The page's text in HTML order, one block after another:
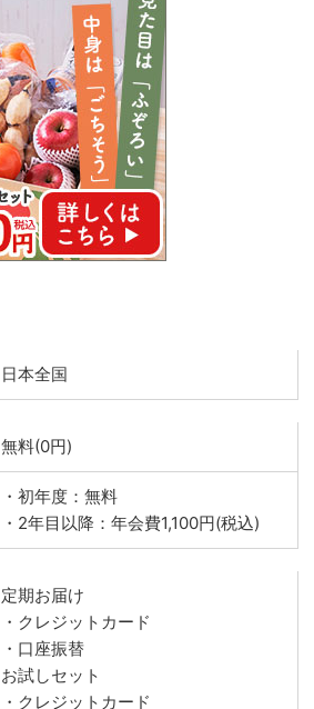
日本全国
無料(0円)
・初年度：無料
・2年目以降：年会費1,100円(税込)
定期お届け
・クレジットカード
・口座振替
お試しセット
・クレジットカード